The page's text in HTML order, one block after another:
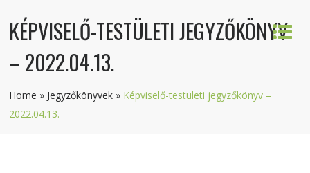
KÉPVISELŐ-TESTÜLETI JEGYZŐKÖNYV
– 2022.04.13.
Home » Jegyzőkönyvek » Képviselő-testületi jegyzőkönyv –
2022.04.13.